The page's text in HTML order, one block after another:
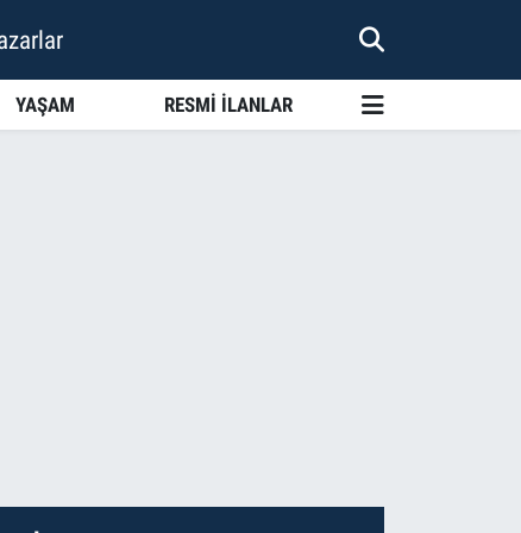
YAŞAM RESMİ İLANLAR